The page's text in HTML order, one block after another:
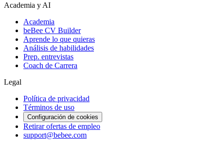
Academia y AI
Academia
beBee CV Builder
Aprende lo que quieras
Análisis de habilidades
Prep. entrevistas
Coach de Carrera
Legal
Política de privacidad
Términos de uso
Configuración de cookies
Retirar ofertas de empleo
support@bebee.com